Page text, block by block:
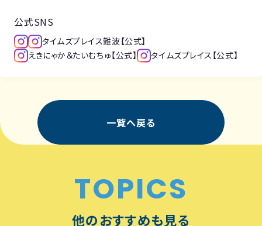
公式SNS
タイムズプレイス難波【公式】
えきにゃか＆たいむちゅ【公式】
タイムズプレイス【公式】
一覧へ戻る
TOPICS
他のおすすめも見る